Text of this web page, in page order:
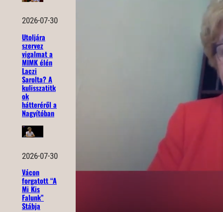
2026-07-30
Utoljára
szervez
vigalmat a
MIMK élén
Laczi
Sarolta? A
kulisszatitk
ok
hátteréről a
Nagyítóban
2026-07-30
Vácon
forgatott “A
Mi Kis
Falunk”
Stábja